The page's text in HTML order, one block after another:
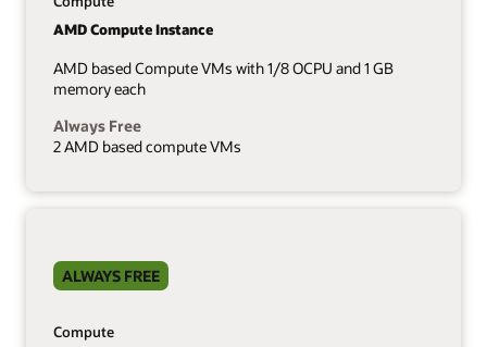
AMD Compute Instance
AMD based Compute VMs with 1/8 OCPU and 1 GB
memory each
Always Free
2 AMD based compute VMs
ALWAYS FREE
Compute